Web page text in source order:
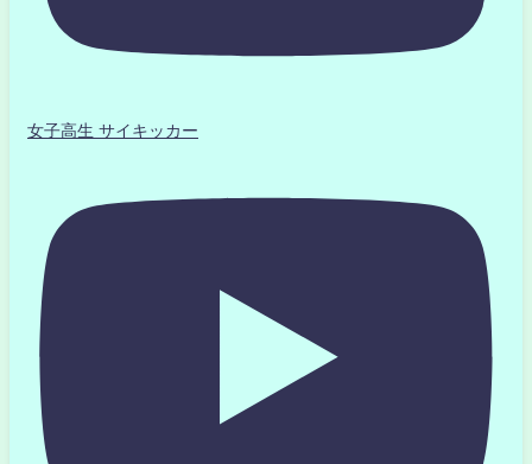
女子高生 サイキッカー